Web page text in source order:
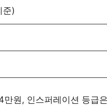
준)
만원, 인스퍼레이션 등급